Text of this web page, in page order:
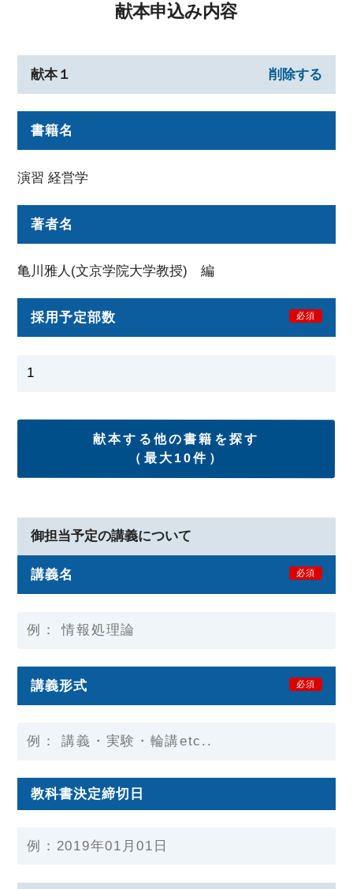
献本申込み内容
献本１ 削除する
書籍名
演習 経営学
著者名
亀川雅人(文京学院大学教授) 編
採用予定部数 必須
献本する他の書籍を探す
（最大10件）
御担当予定の講義について
講義名 必須
講義形式 必須
教科書決定締切日